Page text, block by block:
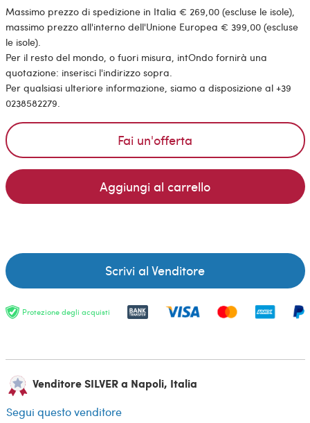
Massimo prezzo di spedizione in Italia € 269,00 (escluse le isole),
massimo prezzo all'interno dell'Unione Europea € 399,00 (escluse
le isole).
Per il resto del mondo, o fuori misura, intOndo fornirà una
quotazione: inserisci l'indirizzo sopra.
Per qualsiasi ulteriore informazione, siamo a disposizione al +39
0238582279.
Fai un'offerta
Aggiungi al carrello
Scrivi al Venditore
Protezione degli acquisti
Venditore SILVER a Napoli, Italia
Segui questo venditore